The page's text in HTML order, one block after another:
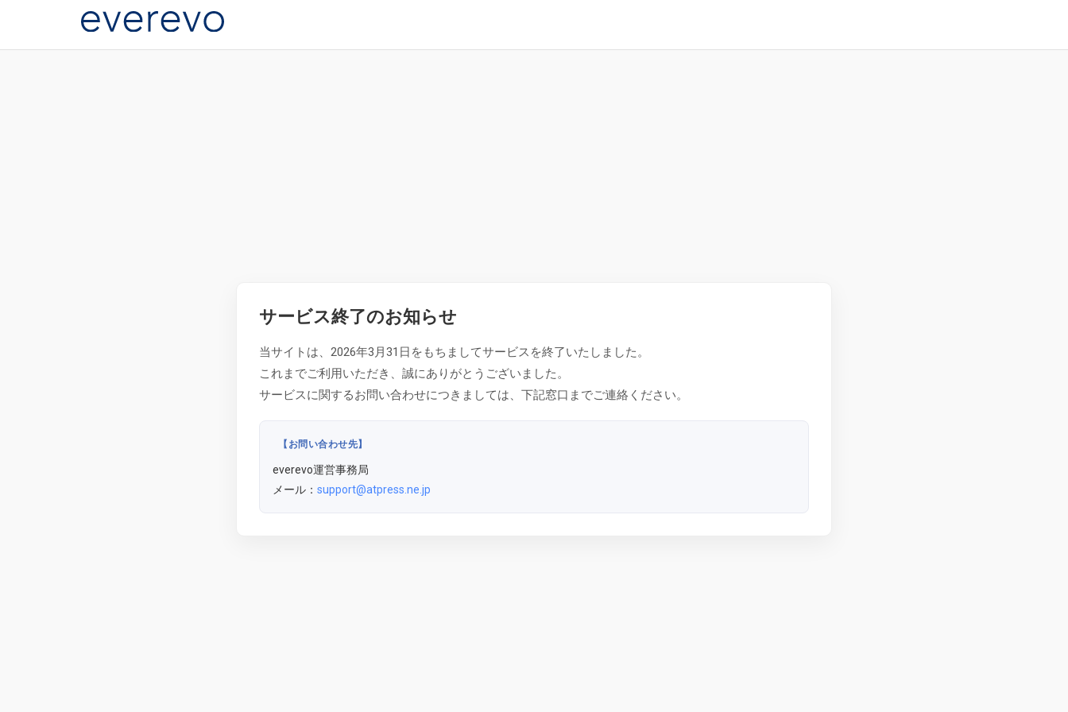
サービス終了のお知らせ
当サイトは、2026年3月31日をもちましてサービスを終了いたしました。
これまでご利用いただき、誠にありがとうございました。
サービスに関するお問い合わせにつきましては、下記窓口までご連絡ください。
【お問い合わせ先】
everevo運営事務局
メール： support@atpress.ne.jp